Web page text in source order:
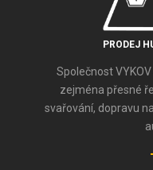
PRODEJ
Společnost
zejména přesné
svařování, dopravu